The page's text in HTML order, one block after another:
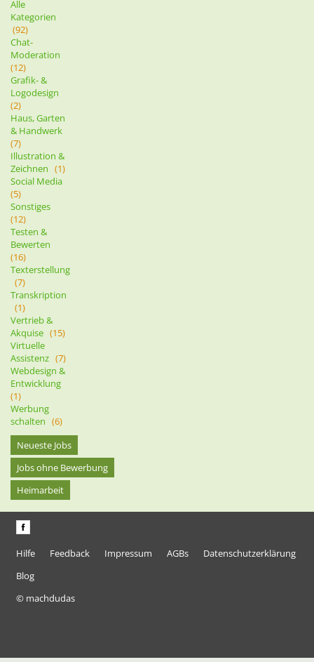
Alle
Kategorien
(92)
Chat-
Moderation
(12)
Grafik- &
Logodesign
(2)
Haus, Garten
& Handwerk
(7)
Illustration &
Zeichnen (1)
Social Media
(5)
Sonstiges
(12)
Testen &
Bewerten
(16)
Texterstellung
(7)
Transkription
(1)
Vertrieb &
Akquise (15)
Virtuelle
Assistenz (7)
Webdesign &
Entwicklung
(1)
Werbung
schalten (6)
Neueste Jobs
Jobs ohne Bewerbung
Heimarbeit
Hilfe Feedback Impressum AGBs
Datenschutzerklärung
Blog
© machdudas